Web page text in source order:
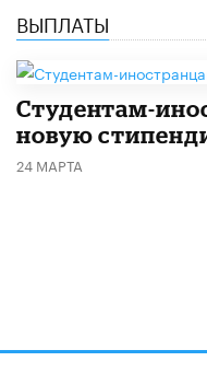
ВЫПЛАТЫ
Студентам-
новую
24 МАРТА